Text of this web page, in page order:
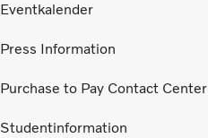
Eventkalender
Press Information
Purchase to Pay Contact Center
Studentinformation